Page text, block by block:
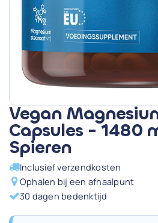
Vegan
Capsules - 1480
Spieren
Inclusief verzendkosten
Ophalen bij een afhaalpunt
30 dagen bedenktijd